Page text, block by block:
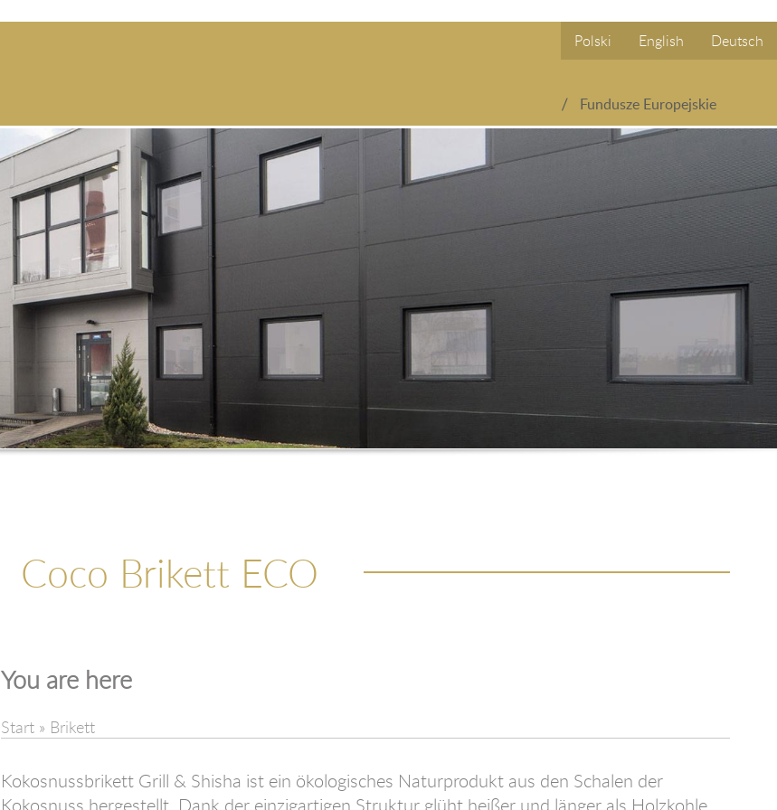
Polski English Deutsch
Fundusze Europejskie
Coco Brikett ECO
You are here
Start » Brikett
Kokosnussbrikett Grill & Shisha ist ein ökologisches Naturprodukt aus den Schalen der